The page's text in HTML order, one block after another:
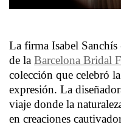
La firma Isabel
de la Barcelona Bridal
colección que celebró
expresión. La
viaje donde la
en creaciones